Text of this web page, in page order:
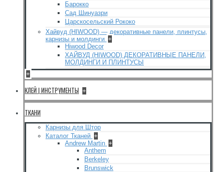
Барокко
Сад Шинуазри
Царскосельский Рококо
Хайвуд (HIWOOD) — декоративные панели, плинтусы,
карнизы и молдинги +
Hiwood Decor
ХАЙВУД (HIWOOD) ДЕКОРАТИВНЫЕ ПАНЕЛИ,
МОЛДИНГИ И ПЛИНТУСЫ
+
КЛЕЙ | ИНСТРУМЕНТЫ +
ТКАНИ
Карнизы для Штор
Каталог Тканей +
Andrew Martin +
Anthem
Berkeley
Brunswick